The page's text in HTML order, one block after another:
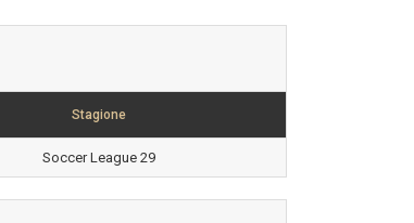
Stagione
Soccer League 29